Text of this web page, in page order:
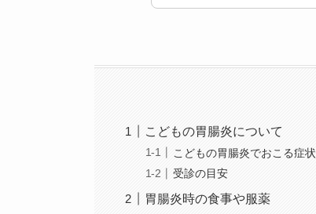
こどもの胃腸炎について
こどもの胃腸炎でおこる症状
受診の目安
胃腸炎時の食事や服薬